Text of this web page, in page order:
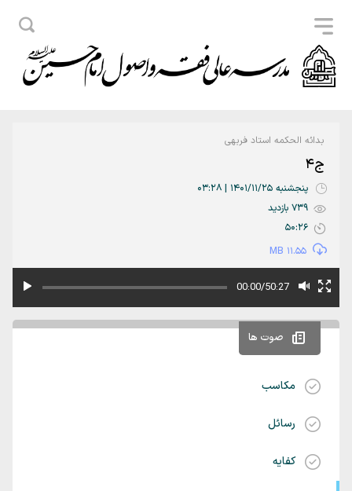
صوت ها
مکاسب
رسائل
کفایه
بدائه الحکمه استاد فربهی
ج4
پنجشنبه 1401/11/25 | 03:28
739 بازدید
50:26
11.55 MB
00:00/50:27